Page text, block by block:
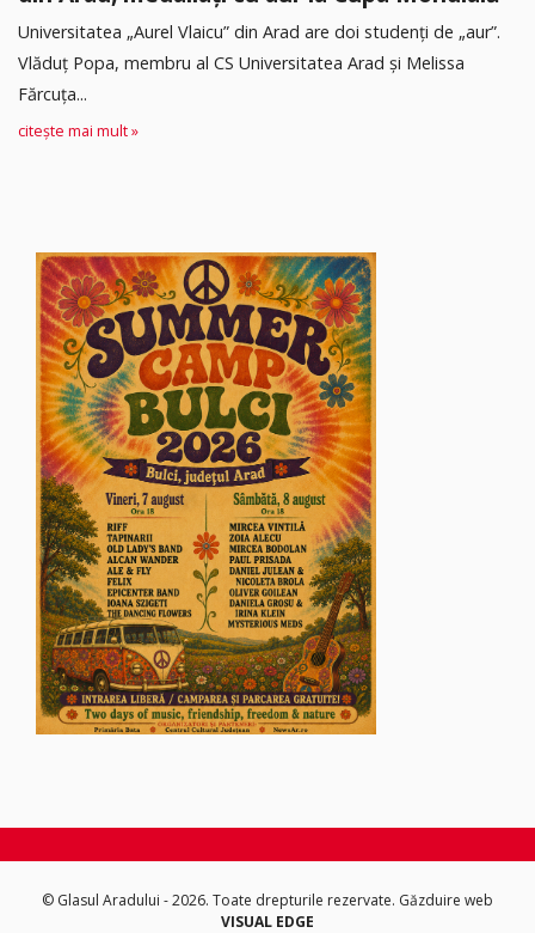
Universitatea „Aurel Vlaicu” din Arad are doi studenți de „aur”.
Vlăduț Popa, membru al CS Universitatea Arad și Melissa
Fărcuța...
citește mai mult »
© Glasul Aradului - 2026. Toate drepturile rezervate. Găzduire web
VISUAL EDGE